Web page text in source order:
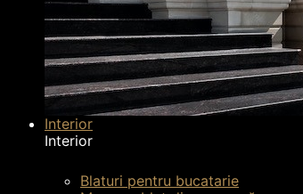
Interior
Interior
Blaturi pentru bucatarie